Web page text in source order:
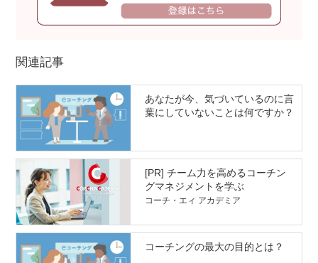
関連記事
あなたが今、気づいているのに言
葉にしていないことは何ですか？
[PR] チーム力を高めるコーチン
グマネジメントを学ぶ
コーチ・エィ アカデミア
コーチングの最大の目的とは？